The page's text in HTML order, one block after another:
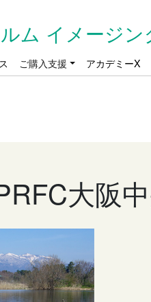
ム イメージ
ご購入支援 アカデミーX
大阪